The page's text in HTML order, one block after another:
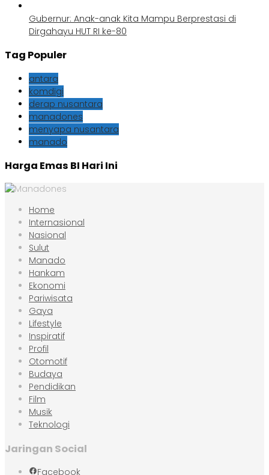
Gubernur: Anak-anak Kita Mampu Berprestasi di
Dirgahayu HUT RI ke-80
Tag Populer
antara
komdigi
derap nusantara
manadones
menyapa nusantara
manado
Harga Emas BI Hari Ini
Home
Internasional
Nasional
Sulut
Manado
Hankam
Ekonomi
Pariwisata
Gaya
Lifestyle
Inspiratif
Profil
Otomotif
Budaya
Pendidikan
Film
Musik
Teknologi
Jaringan Social
Facebook